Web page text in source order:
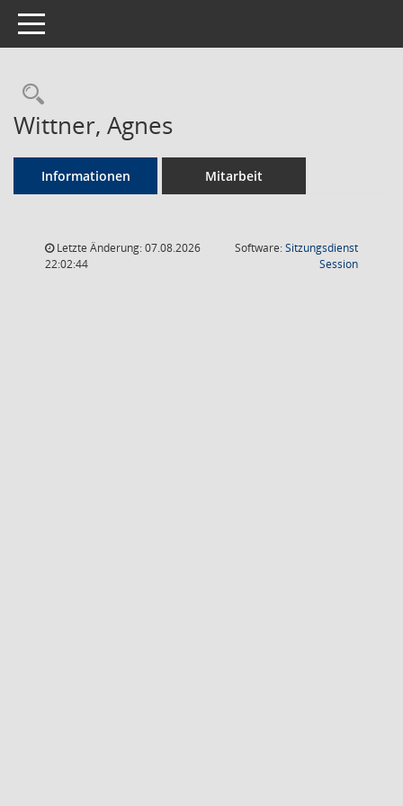
Toggle navigation
Rechercheauswahl
Wittner, Agnes
Informationen Mitarbeit
Letzte Änderung: 07.08.2026
22:02:44
Software:Sitzungsdienst
Session(Wird in